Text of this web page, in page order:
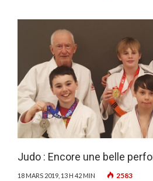
Judo : Encore une belle
18 MARS 2019, 13 H 42 MIN 2583